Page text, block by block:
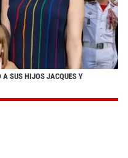
A SUS HIJOS JACQUES Y